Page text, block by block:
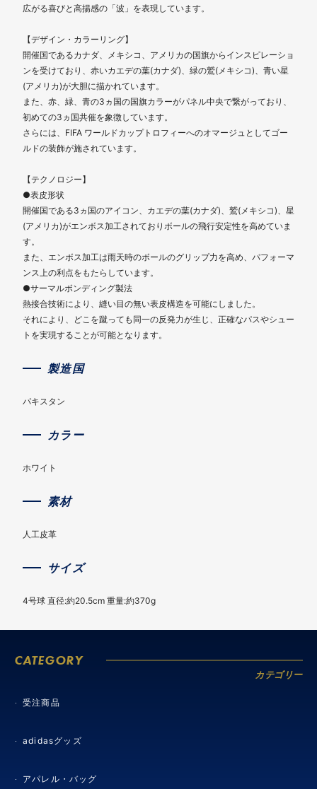
広がる喜びと高揚感の「波」を表現しています。
【デザイン・カラーリング】
開催国であるカナダ、メキシコ、アメリカの国旗からインスピレーショ
ンを受けており、赤いカエデの葉(カナダ)、緑の鷲(メキシコ)、青い星
(アメリカ)が大胆に描かれています。
また、赤、緑、青の3ヵ国の国旗カラーがパネル中央で繋がっており、
初めての3ヵ国共催を象徴しています。
さらには、FIFA ワールドカップトロフィーへのオマージュとしてゴー
ルドの装飾が施されています。
【テクノロジー】
●表皮形状
開催国である3ヵ国のアイコン、カエデの葉(カナダ)、鷲(メキシコ)、星
(アメリカ)がエンボス加工されておりボールの飛行安定性を高めていま
す。
また、エンボス加工は雨天時のボールのグリップ力を高め、パフォーマ
ンス上の利点をもたらしています。
●サーマルボンディング製法
熱接合技術により、縫い目の無い表皮構造を可能にしました。
それにより、どこを蹴っても同一の反発力が生じ、正確なパスやシュー
トを実現することが可能となります。
製造国
パキスタン
カラー
ホワイト
素材
人工皮革
サイズ
4号球 直径:約20.5cm 重量:約370g
CATEGORY
カテゴリー
受注商品
adidasグッズ
アパレル・バッグ